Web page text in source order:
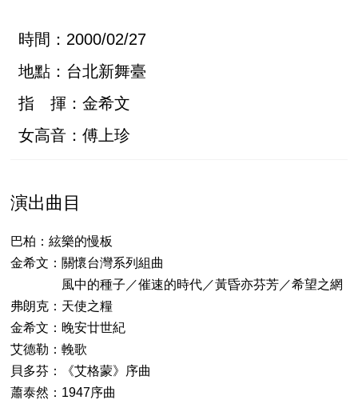
時間：2000/02/27
地點：台北新舞臺
指 揮：金希文
女高音：傅上珍
演出曲目
巴柏：絃樂的慢板
金希文：關懷台灣系列組曲
風中的種子／催速的時代／黃昏亦芬芳／希望之網
弗朗克：天使之糧
金希文：晚安廿世紀
艾德勒：輓歌
貝多芬：《艾格蒙》序曲
蕭泰然：1947序曲